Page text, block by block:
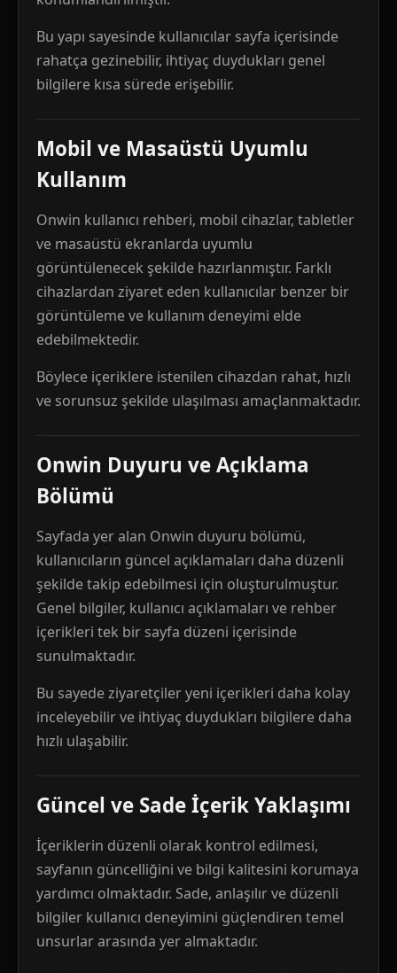
Bu yapı sayesinde kullanıcılar sayfa içerisinde
rahatça gezinebilir, ihtiyaç duydukları genel
bilgilere kısa sürede erişebilir.
Mobil ve Masaüstü Uyumlu
Kullanım
Onwin kullanıcı rehberi, mobil cihazlar, tabletler
ve masaüstü ekranlarda uyumlu
görüntülenecek şekilde hazırlanmıştır. Farklı
cihazlardan ziyaret eden kullanıcılar benzer bir
görüntüleme ve kullanım deneyimi elde
edebilmektedir.
Böylece içeriklere istenilen cihazdan rahat, hızlı
ve sorunsuz şekilde ulaşılması amaçlanmaktadır.
Onwin Duyuru ve Açıklama
Bölümü
Sayfada yer alan Onwin duyuru bölümü,
kullanıcıların güncel açıklamaları daha düzenli
şekilde takip edebilmesi için oluşturulmuştur.
Genel bilgiler, kullanıcı açıklamaları ve rehber
içerikleri tek bir sayfa düzeni içerisinde
sunulmaktadır.
Bu sayede ziyaretçiler yeni içerikleri daha kolay
inceleyebilir ve ihtiyaç duydukları bilgilere daha
hızlı ulaşabilir.
Güncel ve Sade İçerik Yaklaşımı
İçeriklerin düzenli olarak kontrol edilmesi,
sayfanın güncelliğini ve bilgi kalitesini korumaya
yardımcı olmaktadır. Sade, anlaşılır ve düzenli
bilgiler kullanıcı deneyimini güçlendiren temel
unsurlar arasında yer almaktadır.